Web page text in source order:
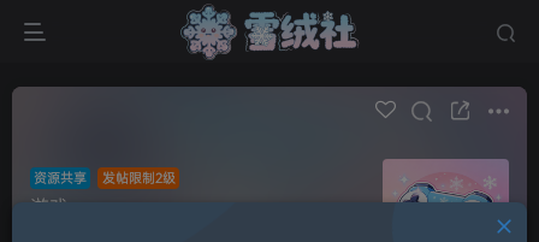
资源共享 发帖限制2级
游戏